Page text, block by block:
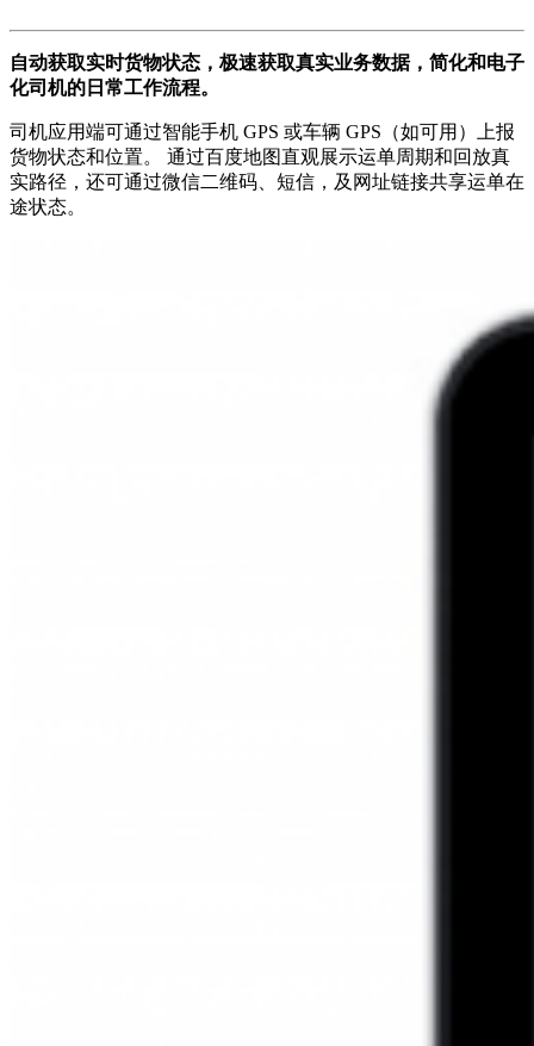
自动获取实时货物状态，极速获取真实业务数据，简化和电子
化司机的日常工作流程。
司机应用端可通过智能手机 GPS 或车辆 GPS（如可用）上报
货物状态和位置。 通过百度地图直观展示运单周期和回放真
实路径，还可通过微信二维码、短信，及网址链接共享运单在
途状态。